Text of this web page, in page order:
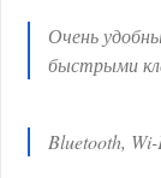
Очень
быстрыми
Bluetooth,